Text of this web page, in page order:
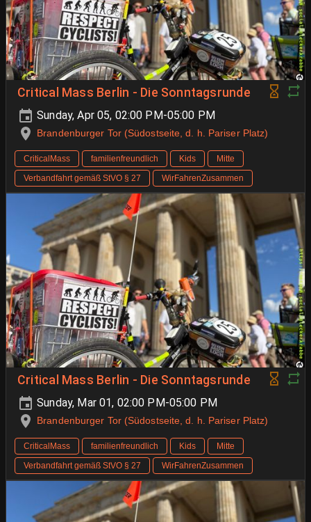
Critical Mass Berlin - Die Sonntagsrunde
Sunday, Apr 05, 02:00 PM-05:00 PM
Brandenburger Tor (Südostseite, d. h. Pariser Platz)
CriticalMass familienfreundlich Kids
Mitte
Verbandfahrt gemäß StVO § 27
WirFahrenZusammen
Critical Mass Berlin - Die Sonntagsrunde
Sunday, Mar 01, 02:00 PM-05:00 PM
Brandenburger Tor (Südostseite, d. h. Pariser Platz)
CriticalMass familienfreundlich Kids
Mitte
Verbandfahrt gemäß StVO § 27
WirFahrenZusammen